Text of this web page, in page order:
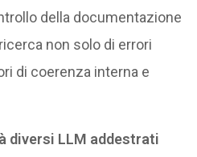
della documentazione
non solo di errori
di coerenza interna e
diversi LLM addestrati